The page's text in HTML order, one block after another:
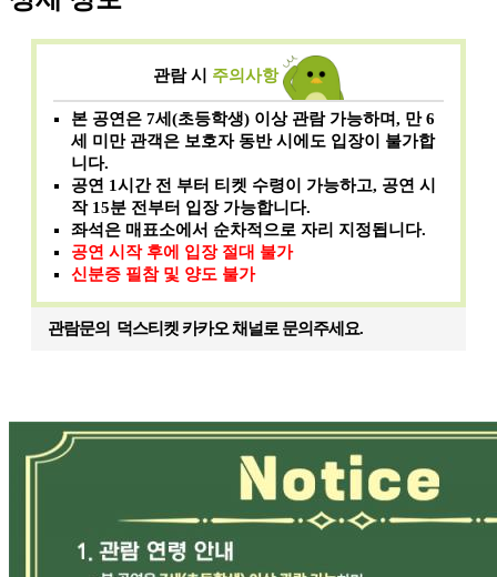
관람 시 주의사항
본 공연은 7세(초등학생) 이상 관람 가능하며, 만 6
세 미만 관객은 보호자 동반 시에도 입장이 불가합
니다.
공연 1시간 전 부터 티켓 수령이 가능하고, 공연 시
작 15분 전부터 입장 가능합니다.
좌석은 매표소에서 순차적으로 자리 지정됩니다.
공연 시작 후에 입장 절대 불가
신분증 필참 및 양도 불가
관람문의 덕스티켓 카카오 채널로 문의주세요.